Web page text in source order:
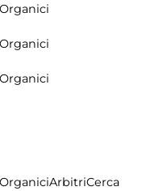
Organici
Organici
Organici
OrganiciArbitriCerca